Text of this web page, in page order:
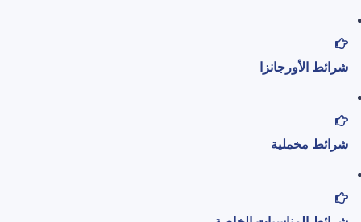
شرائط الأورجانزا
شرائط مخملية